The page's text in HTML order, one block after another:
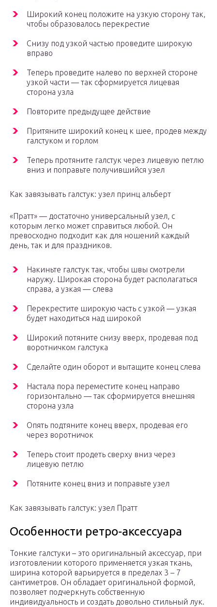
Широкий конец положите на узкую сторону так,
чтобы образовалось перекрестие
Снизу под узкой частью проведите широкую
вправо
Теперь проведите налево по верхней стороне
узкой части — так сформируется лицевая
сторона узла
Повторите предыдущее действие
Притяните широкий конец к шее, продев между
галстуком и горлом
Теперь протяните галстук через лицевую петлю
вниз и поправьте получившийся узел
Как завязывать галстук: узел принц альберт
«Пратт» — достаточно универсальный узел, с
которым легко может справиться любой. Он
превосходно подходит как для ношений каждый
день, так и для праздников.
Накиньте галстук так, чтобы швы смотрели
наружу. Широкая сторона будет располагаться
справа, а узкая — слева
Перекрестите широкую часть с узкой — узкая
будет находиться над широкой
Широкий потяните снизу вверх, продевая под
воротничком галстука
Сделайте один оборот и вытащите конец слева
Настала пора переместите конец направо
горизонтально — так сформируется внешняя
сторона узла
Опять подтяните конец вверх, продевая его
через воротничок
Теперь стоит продеть сверху вниз через
лицевую петлю
Потяните конец вниз и поправьте узел
Как завязывать галстук: узел Пратт
Особенности ретро-аксессуара
Тонкие галстуки – это оригинальный аксессуар, при
изготовлении которого применяется узкая ткань,
ширина которой варьируется в пределах 3 – 7
сантиметров. Он обладает оригинальной формой,
позволяет подчеркнуть собственную
индивидуальность и создать довольно стильный лук.